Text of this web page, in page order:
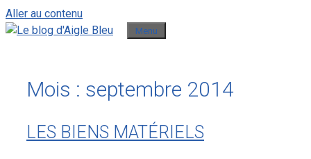
Aller au contenu
Menu
Mois : septembre 2014
LES BIENS MATÉRIELS